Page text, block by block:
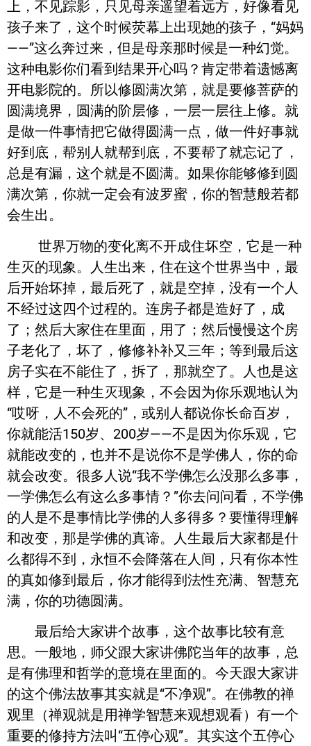
上，不见踪影，只见母亲遥望着远方，好像看见
孩子来了，这个时候荧幕上出现她的孩子，“妈妈
——”这么奔过来，但是母亲那时候是一种幻觉。
这种电影你们看到结果开心吗？肯定带着遗憾离
开电影院的。所以修圆满次第，就是要修菩萨的
圆满境界，圆满的阶层修，一层一层往上修。就
是做一件事情把它做得圆满一点，做一件好事就
好到底，帮别人就帮到底，不要帮了就忘记了，
总是有漏，这个就是不圆满。如果你能够修到圆
满次第，你就一定会有波罗蜜，你的智慧般若都
会生出。
世界万物的变化离不开成住坏空，它是一种
生灭的现象。人生出来，住在这个世界当中，最
后开始坏掉，最后死了，就是空掉，没有一个人
不经过这四个过程的。连房子都是造好了，成
了；然后大家住在里面，用了；然后慢慢这个房
子老化了，坏了，修修补补又三年；等到最后这
房子实在不能住了，拆了，那就空了。人也是这
样，它是一种生灭现象，不会因为你乐观地认为
“哎呀，人不会死的”，或别人都说你长命百岁，
你就能活150岁、200岁——不是因为你乐观，它
就能改变的，也并不是说你不是学佛人，你的命
就会改变。很多人说“我不学佛怎么没那么多事，
一学佛怎么有这么多事情？”你去问问看，不学佛
的人是不是事情比学佛的人多得多？要懂得理解
和改变，那是学佛的真谛。人生最后大家都是什
么都得不到，永恒不会降落在人间，只有你本性
的真如修到最后，你才能得到法性充满、智慧充
满，你的功德圆满。
最后给大家讲个故事，这个故事比较有意
思。一般地，师父跟大家讲佛陀当年的故事，总
是有佛理和哲学的意境在里面的。今天跟大家讲
的这个佛法故事其实就是“不净观”。在佛教的禅
观里（禅观就是用禅学智慧来观想观看）有一个
重要的修持方法叫“五停心观”。其实这个五停心